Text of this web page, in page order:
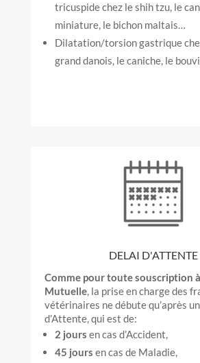
tricuspide chez le shih tzu, le
miniature, le bichon maltais…
Dilatation/torsion gastrique
grand danois, le caniche, le
DELAI D'ATTENTE
Comme pour toute souscription
Mutuelle, la prise en charge des
vétérinaires ne débute qu’après
d’Attente, qui est de:
2 jours en cas d’Accident,
45 jours en cas de Maladie,